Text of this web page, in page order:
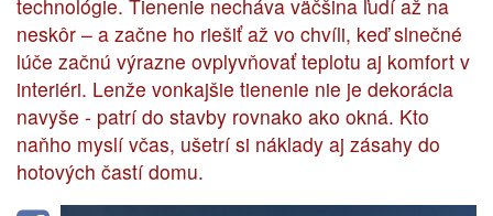
technológie. Tienenie necháva väčšina ľudí až na
neskôr – a začne ho riešiť až vo chvíli, keď slnečné
lúče začnú výrazne ovplyvňovať teplotu aj komfort v
interiéri. Lenže vonkajšie tienenie nie je dekorácia
navyše - patrí do stavby rovnako ako okná. Kto
naňho myslí včas, ušetrí si náklady aj zásahy do
hotových častí domu.